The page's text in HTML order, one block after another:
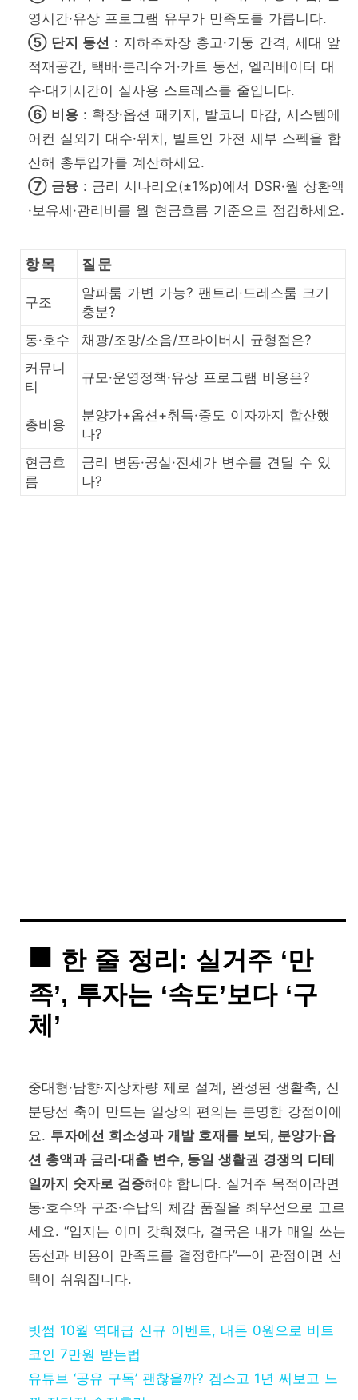
영시간·유상 프로그램 유무가 만족도를 가릅니다.
⑤ 단지 동선 : 지하주차장 층고·기둥 간격, 세대 앞
적재공간, 택배·분리수거·카트 동선, 엘리베이터 대
수·대기시간이 실사용 스트레스를 줄입니다.
⑥ 비용 : 확장·옵션 패키지, 발코니 마감, 시스템에
어컨 실외기 대수·위치, 빌트인 가전 세부 스펙을 합
산해 총투입가를 계산하세요.
⑦ 금융 : 금리 시나리오(±1%p)에서 DSR·월 상환액
·보유세·관리비를 월 현금흐름 기준으로 점검하세요.
항목 질문
구조
알파룸 가변 가능? 팬트리·드레스룸 크기
충분?
동·호수
채광/조망/소음/프라이버시 균형점은?
커뮤니
티
규모·운영정책·유상 프로그램 비용은?
총비용
분양가+옵션+취득·중도 이자까지 합산했
나?
현금흐
름
금리 변동·공실·전세가 변수를 견딜 수 있
나?
한 줄 정리: 실거주 ‘만
족’, 투자는 ‘속도’보다 ‘구
체’
중대형·남향·지상차량 제로 설계, 완성된 생활축, 신
분당선 축이 만드는 일상의 편의는 분명한 강점이에
요. 투자에선 희소성과 개발 호재를 보되, 분양가·옵
션 총액과 금리·대출 변수, 동일 생활권 경쟁의 디테
일까지 숫자로 검증해야 합니다. 실거주 목적이라면
동·호수와 구조·수납의 체감 품질을 최우선으로 고르
세요. “입지는 이미 갖춰졌다, 결국은 내가 매일 쓰는
동선과 비용이 만족도를 결정한다”—이 관점이면 선
택이 쉬워집니다.
빗썸 10월 역대급 신규 이벤트, 내돈 0원으로 비트
코인 7만원 받는법
유튜브 ‘공유 구독’ 괜찮을까? 겜스고 1년 써보고 느